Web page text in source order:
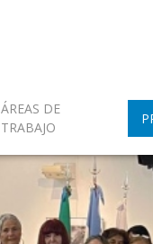
ÁREAS DE
TRABAJO